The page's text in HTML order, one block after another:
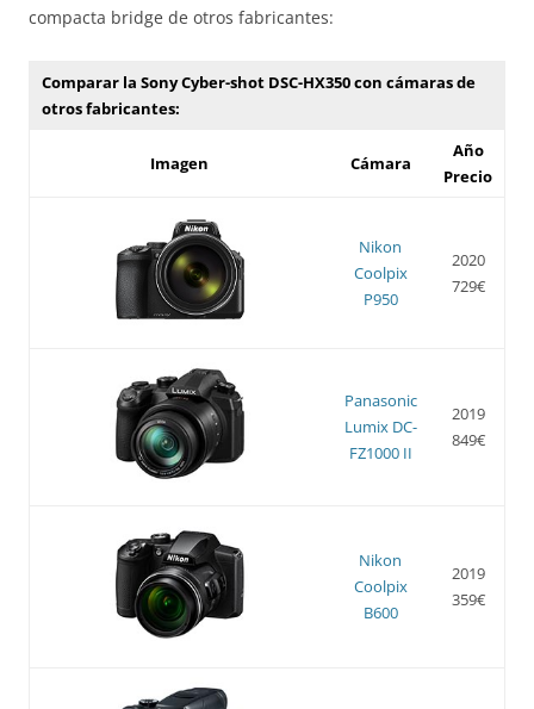
compacta bridge de otros fabricantes:
Comparar la Sony Cyber-shot DSC-HX350 con cámaras de
otros fabricantes:
Imagen Cámara
Año
Precio
Nikon
Coolpix
P950
2020
729€
Panasonic
Lumix DC-
FZ1000 II
2019
849€
Nikon
Coolpix
B600
2019
359€